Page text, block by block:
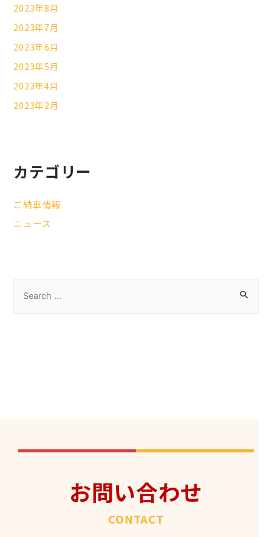
2023年8月
2023年7月
2023年6月
2023年5月
2023年4月
2023年2月
カテゴリー
ご納車情報
ニュース
お問い合わせ
CONTACT